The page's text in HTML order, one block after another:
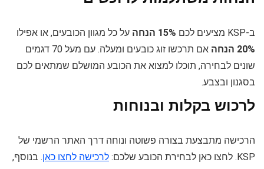
ב-KSP מציעים לכם 15% הנחה
על כל מגוון הכובעים, או אפילו
20% הנחה
אם תרכשו זוג כובעים ומעלה. עם מעל 70 דגמים
שונים לבחירה, תוכלו למצוא את הכובע המושלם שמתאים לכם
בסגנון ובצבע.
לרכוש בקלות ובנוחות
הרכישה מתבצעת בצורה פשוטה ונוחה דרך האתר הרשמי של
KSP. לחצו כאן לבחירת הכובע שלכם:
לרכישה לחצו כאן. בנוסף,